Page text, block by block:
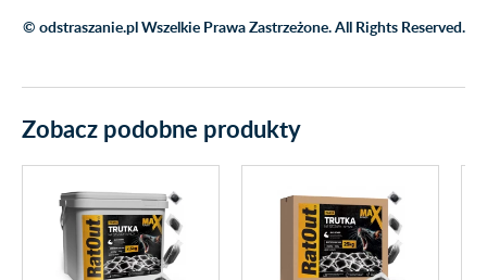
© odstraszanie.pl Wszelkie Prawa Zastrzeżone. All Rights Reserved.
Zobacz podobne produkty